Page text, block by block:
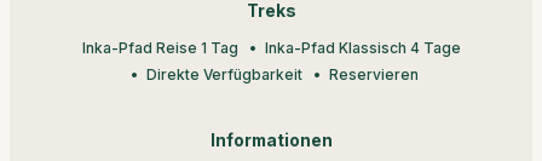
Treks
Inka-Pfad Reise 1 Tag
Inka-Pfad Klassisch 4 Tage
Direkte Verfügbarkeit
Reservieren
Informationen